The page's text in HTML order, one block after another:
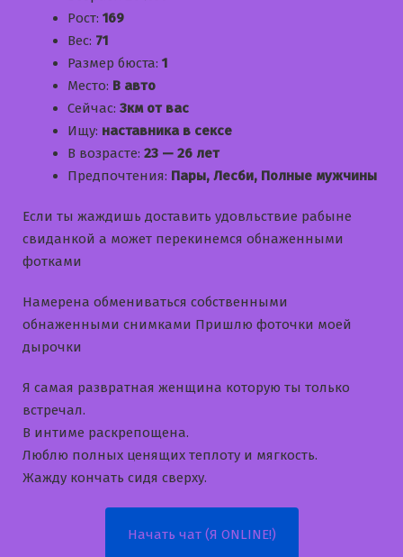
Рост: 169
Вес: 71
Размер бюста: 1
Место: В авто
Сейчас: 3км от вас
Ищу: наставника в сексе
В возрасте: 23 — 26 лет
Предпочтения: Пары, Лесби, Полные мужчины
Если ты жаждишь доставить удовльствие рабыне
свиданкой а может перекинемся обнаженными
фотками
Намерена обмениваться собственными
обнаженными снимками Пришлю фоточки моей
дырочки
Я самая развратная женщина которую ты только
встречал.
В интиме раскрепощена.
Люблю полных ценящих теплоту и мягкость.
Жажду кончать сидя сверху.
Начать чат (Я ONLINE!)